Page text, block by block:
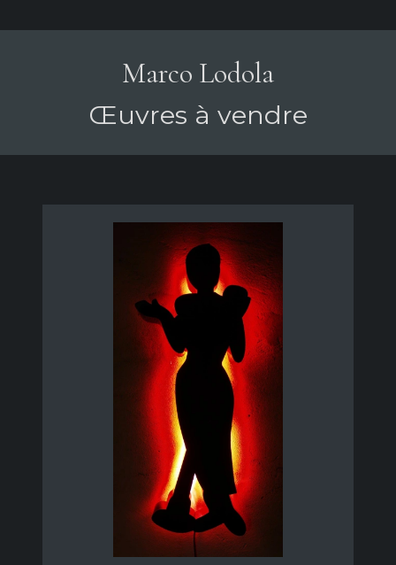
Marco Lodola
Œuvres à vendre